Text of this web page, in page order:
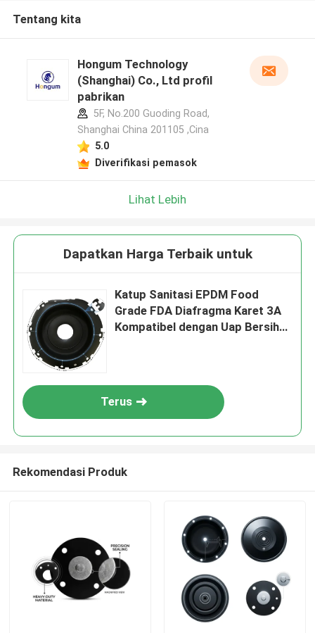
Tentang kita
Hongum Technology
(Shanghai) Co., Ltd profil
pabrikan
5F, No.200 Guoding Road,
Shanghai China 201105 ,Cina
5.0
Diverifikasi pemasok
Lihat Lebih
Dapatkan Harga Terbaik untuk
Katup Sanitasi EPDM Food
Grade FDA Diafragma Karet 3A
Kompatibel dengan Uap Bersih
Terus
Rekomendasi Produk